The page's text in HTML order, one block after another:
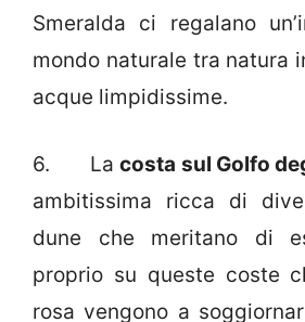
Smeralda ci regalano
mondo naturale tra natura
acque limpidissime.
6. Lacosta sul Golfo
ambitissima ricca di
dune che meritano di
proprio su queste coste
rosa vengono a